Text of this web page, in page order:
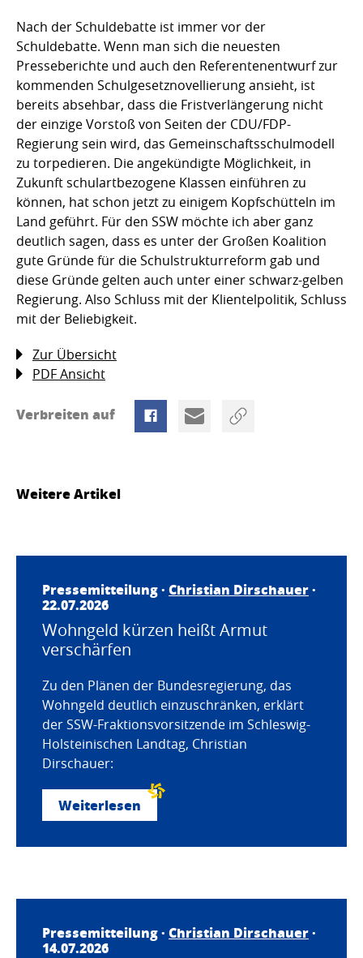
Nach der Schuldebatte ist immer vor der
Schuldebatte. Wenn man sich die neuesten
Presseberichte und auch den Referentenentwurf zur
kommenden Schulgesetznovellierung ansieht, ist
bereits absehbar, dass die Fristverlängerung nicht
der einzige Vorstoß von Seiten der CDU/FDP-
Regierung sein wird, das Gemeinschaftsschulmodell
zu torpedieren. Die angekündigte Möglichkeit, in
Zukunft schulartbezogene Klassen einführen zu
können, hat schon jetzt zu einigem Kopfschütteln im
Land geführt. Für den SSW möchte ich aber ganz
deutlich sagen, dass es unter der Großen Koalition
gute Gründe für die Schulstrukturreform gab und
diese Gründe gelten auch unter einer schwarz-gelben
Regierung. Also Schluss mit der Klientelpolitik, Schluss
mit der Beliebigkeit.
Zur Übersicht
PDF Ansicht
Verbreiten auf
Weitere Artikel
Pressemitteilung · Christian Dirschauer·
22.07.2026
Wohngeld kürzen heißt Armut
verschärfen
Zu den Plänen der Bundesregierung, das
Wohngeld deutlich einzuschränken, erklärt
der SSW-Fraktionsvorsitzende im Schleswig-
Holsteinischen Landtag, Christian
Dirschauer:
Weiterlesen
Pressemitteilung · Christian Dirschauer·
14.07.2026